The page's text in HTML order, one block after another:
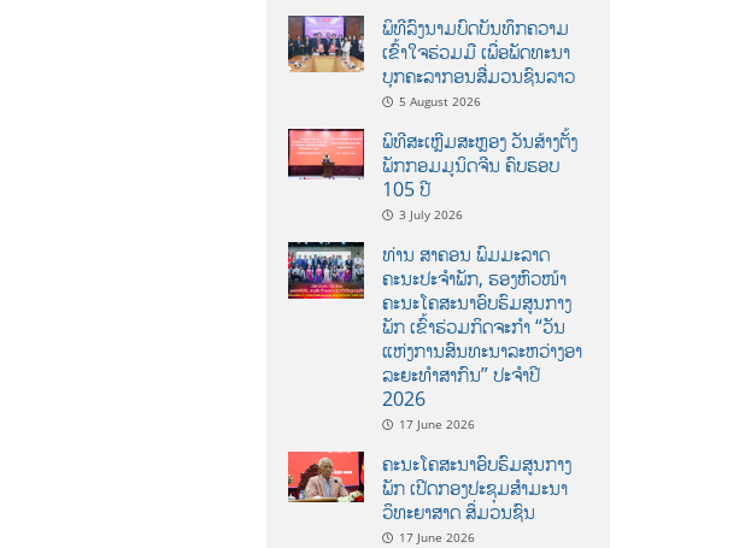
ພິທີລົງນາມບົດບັນທຶກຄວາມ
ເຂົ້າໃຈຮ່ວມມື ເພື່ອພັດທະນາ
ບຸກຄະລາກອນສື່ມວນຊົນລາວ
5 August 2026
ພິທີສະເຫຼີມສະຫຼອງ ວັນສ້າງຕັ້ງ
ພັກກອມມູນິດຈີນ ຄົບຮອບ
105 ປີ
3 July 2026
ທ່ານ ສາຄອນ ພົມມະລາດ
ຄະນະປະຈໍາພັກ, ຮອງຫົວໜ້າ
ຄະນະໂຄສະນາອົບຮົມສູນກາງ
ພັກ ເຂົ້າຮ່ວມກິດຈະກຳ “ວັນ
ແຫ່ງການສົນທະນາລະຫວ່າງອາ
ລະຍະທຳສາກົນ” ປະຈຳປີ
2026
17 June 2026
ຄະນະໂຄສະນາອົບຮົມສູນກາງ
ພັກ ເປີດກອງປະຊຸມສຳມະນາ
ວິທະຍາສາດ ສຶ່ມວນຊົນ
17 June 2026